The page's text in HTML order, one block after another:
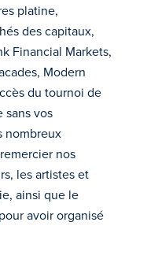
platine,
des capitaux,
Financial Markets,
Modern
du tournoi de
sans vos
nombreux
nos
les artistes et
ainsi que le
avoir organisé